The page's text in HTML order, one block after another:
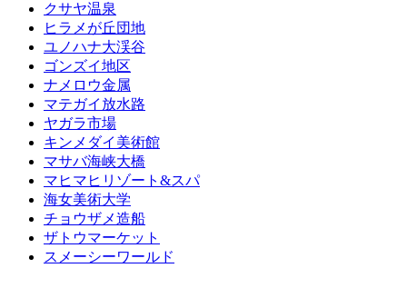
クサヤ温泉
ヒラメが丘団地
ユノハナ大渓谷
ゴンズイ地区
ナメロウ金属
マテガイ放水路
ヤガラ市場
キンメダイ美術館
マサバ海峡大橋
マヒマヒリゾート&スパ
海女美術大学
チョウザメ造船
ザトウマーケット
スメーシーワールド